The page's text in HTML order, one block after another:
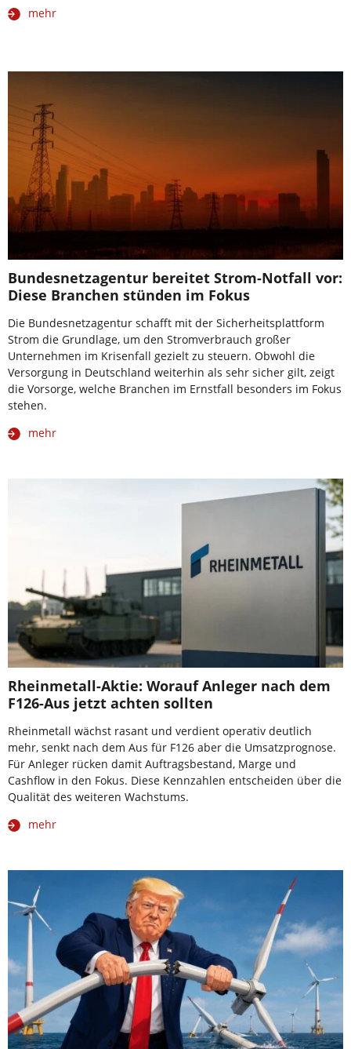
mehr
Bundesnetzagentur bereitet Strom-Notfall vor:
Diese Branchen stünden im Fokus
Die Bundesnetzagentur schafft mit der Sicherheitsplattform
Strom die Grundlage, um den Stromverbrauch großer
Unternehmen im Krisenfall gezielt zu steuern. Obwohl die
Versorgung in Deutschland weiterhin als sehr sicher gilt, zeigt
die Vorsorge, welche Branchen im Ernstfall besonders im Fokus
stehen.
mehr
Rheinmetall-Aktie: Worauf Anleger nach dem
F126-Aus jetzt achten sollten
Rheinmetall wächst rasant und verdient operativ deutlich
mehr, senkt nach dem Aus für F126 aber die Umsatzprognose.
Für Anleger rücken damit Auftragsbestand, Marge und
Cashflow in den Fokus. Diese Kennzahlen entscheiden über die
Qualität des weiteren Wachstums.
mehr